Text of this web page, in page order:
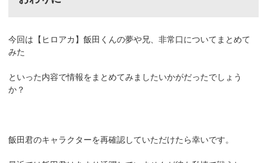
今回は【ヒロアカ】飯田くんの夢や兄、非常口についてまとめて
みた
といった内容で情報をまとめてみましたいかがだったでしょう
か？
飯田君のキャラクターを再確認していただけたら幸いです。